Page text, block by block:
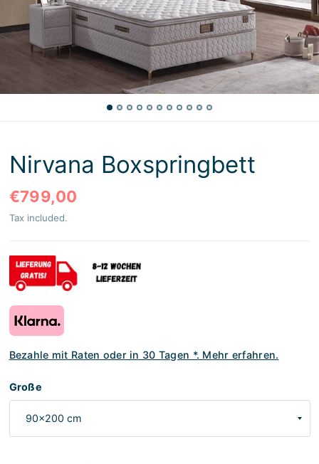
Nirvana Boxspringbett
€799,00
Tax included.
Bezahle mit Raten oder in 30 Tagen *. Mehr erfahren.
Große